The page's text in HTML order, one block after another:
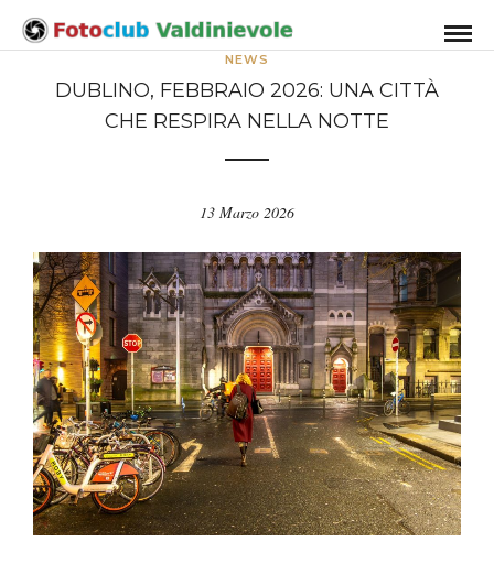
NEWS
DUBLINO, FEBBRAIO 2026: UNA CITTÀ
CHE RESPIRA NELLA NOTTE
13 Marzo 2026